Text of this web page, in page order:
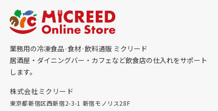
業務用の冷凍食品·食材·飲料通販 ミクリード
居酒屋・ダイニングバー・カフェなど飲食店の仕入れをサポート
します。
株式会社ミクリード
東京都新宿区西新宿2-3-1 新宿モノリス28F